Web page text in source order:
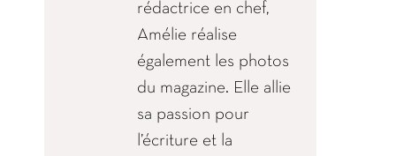
rédactrice en chef,
Amélie réalise
également les photos
du magazine. Elle allie
sa passion pour
l’écriture et la